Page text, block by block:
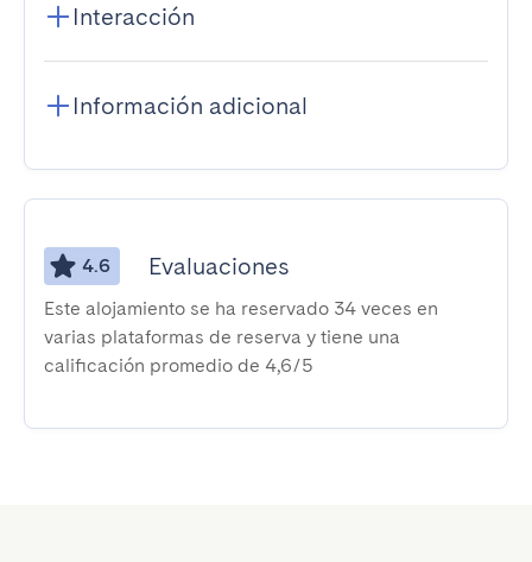
Interacción
Información adicional
4.6 Evaluaciones
Este alojamiento se ha reservado 34 veces en
varias plataformas de reserva y tiene una
calificación promedio de 4,6/5